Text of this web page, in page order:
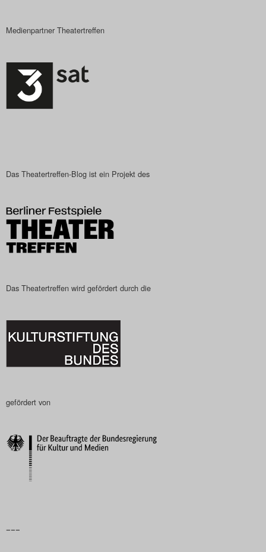
Medienpartner Theatertreffen
Das Theatertreffen-Blog ist ein Projekt des
Das Theatertreffen wird gefördert durch die
gefördert von
–––